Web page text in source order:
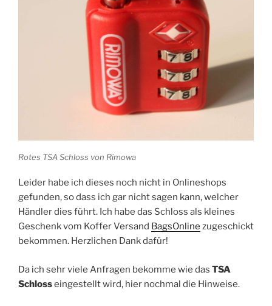
Rotes TSA Schloss von Rimowa
Leider habe ich dieses noch nicht in Onlineshops
gefunden, so dass ich gar nicht sagen kann, welcher
Händler dies führt. Ich habe das Schloss als kleines
Geschenk vom Koffer Versand BagsOnline zugeschickt
bekommen. Herzlichen Dank dafür!
Da ich sehr viele Anfragen bekomme wie das TSA
Schlosseingestellt wird, hier nochmal die Hinweise.